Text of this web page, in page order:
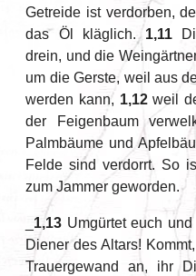
Getreide ist verdorben,
das Öl kläglich. 1,11
drein, und die
um die Gerste, weil aus
werden kann, 1,12weil
der Feigenbaum
Palmbäume und
Felde sind verdorrt. So
zum Jammer geworden.
1,13 Umgürtet euch
Diener des Altars!
Trauergewand an, ihr